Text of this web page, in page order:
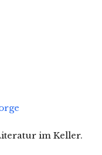
im Keller.